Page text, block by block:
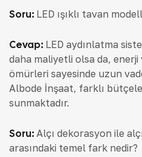
Soru: LED ışıklı tavan
Cevap: LED aydınlatma
daha maliyetli olsa da,
ömürleri sayesinde uzun
Albode İnşaat, farklı
sunmaktadır.
Soru: Alçı dekorasyon ile
arasındaki temel fark nedir?